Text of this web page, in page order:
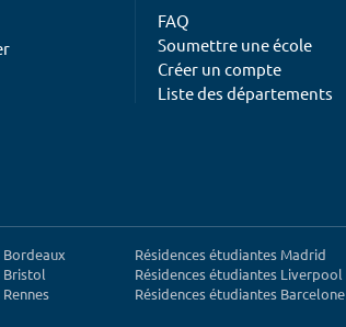
FAQ
Soumettre une école
Créer un compte
Liste des départements
Bordeaux
Bristol
Résidences étudiantes Madrid
Résidences étudiantes Liverpool
Résidences étudiantes Barcelone